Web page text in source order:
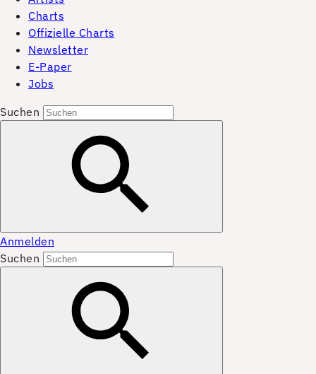
Charts
Offizielle Charts
Newsletter
E-Paper
Jobs
Suchen
Anmelden
Suchen